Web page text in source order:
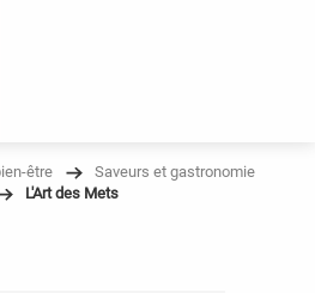
être
Saveurs et gastronomie
L'Art des Mets